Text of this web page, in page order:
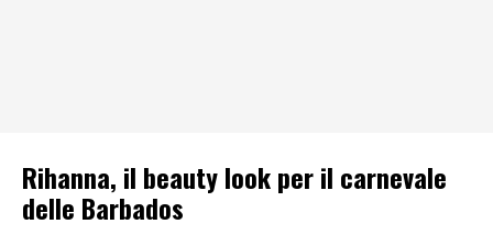
Rihanna, il beauty look per il carnevale
delle Barbados